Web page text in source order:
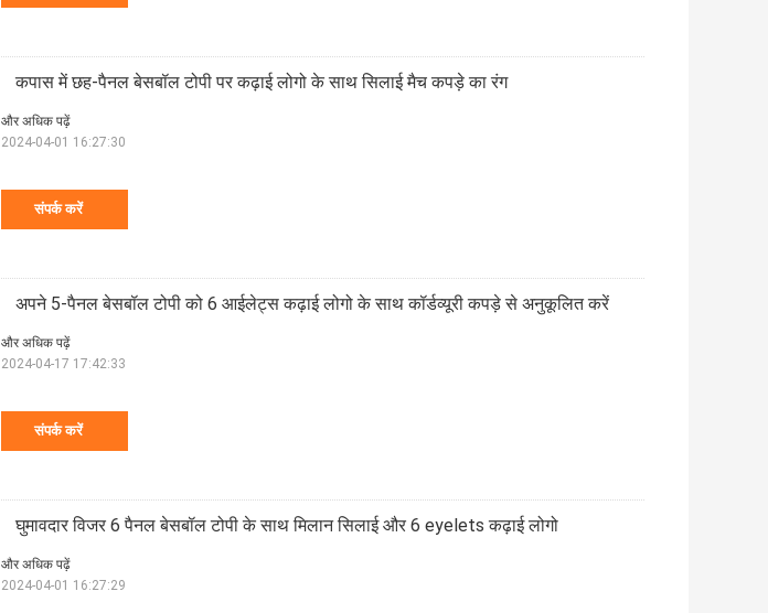
कपास में छह-पैनल बेसबॉल टोपी पर कढ़ाई लोगो के साथ सिलाई मैच कपड़े का रंग
संपर्क करें
और अधिक पढ़ें
2024-04-01 16:27:30
अपने 5-पैनल बेसबॉल टोपी को 6 आईलेट्स कढ़ाई लोगो के साथ कॉर्डव्यूरी कपड़े से अनुकूलित करें
संपर्क करें
और अधिक पढ़ें
2024-04-17 17:42:33
घुमावदार विजर 6 पैनल बेसबॉल टोपी के साथ मिलान सिलाई और 6 eyelets कढ़ाई लोगो
और अधिक पढ़ें
2024-04-01 16:27:29